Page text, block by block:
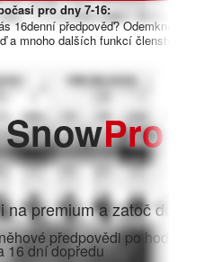
pro dny 7-16:
16denní předpověď? Odemkněte
a mnoho dalších funkcí členstvím Pro.
SnowPro
na premium a zatoč do:
předpovědi po hodinách
16 dní dopředu